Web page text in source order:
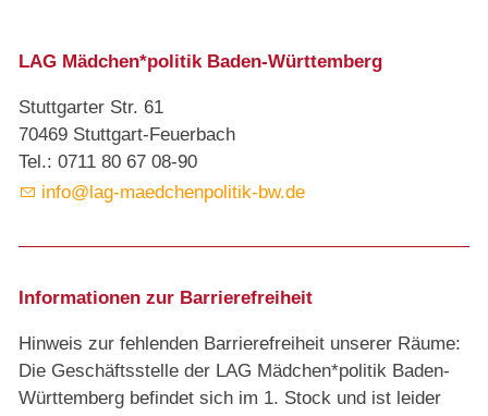
LAG Mädchen*politik Baden-Württemberg
Stuttgarter Str. 61
70469 Stuttgart-Feuerbach
Tel.: 0711 80 67 08-90
info@lag-maedchenpolitik-bw.de
Informationen zur Barrierefreiheit
Hinweis zur fehlenden Barrierefreiheit unserer Räume:
Die Geschäftsstelle der LAG Mädchen*politik Baden-
Württemberg befindet sich im 1. Stock und ist leider